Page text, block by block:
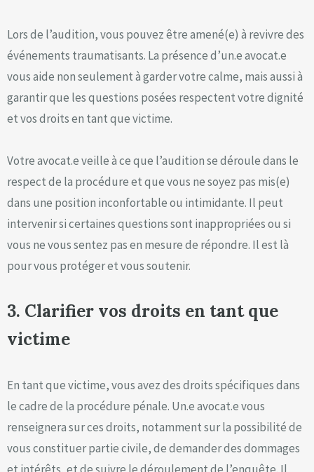
Lors de l’audition, vous pouvez être amené(e) à revivre des
événements traumatisants. La présence d’un.e avocat.e
vous aide non seulement à garder votre calme, mais aussi à
garantir que les questions posées respectent votre dignité
et vos droits en tant que victime.
Votre avocat.e veille à ce que l’audition se déroule dans le
respect de la procédure et que vous ne soyez pas mis(e)
dans une position inconfortable ou intimidante. Il peut
intervenir si certaines questions sont inappropriées ou si
vous ne vous sentez pas en mesure de répondre. Il est là
pour vous protéger et vous soutenir.
3. Clarifier vos droits en tant que
victime
En tant que victime, vous avez des droits spécifiques dans
le cadre de la procédure pénale. Un.e avocat.e vous
renseignera sur ces droits, notamment sur la possibilité de
vous constituer partie civile, de demander des dommages